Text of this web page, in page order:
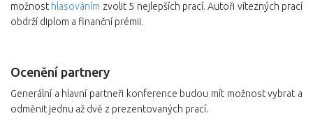
možnost hlasováním zvolit 5 nejlepších prací. Autoři vítezných prací
obdrží diplom a finanční prémii.
Ocenění partnery
Generální a hlavní partneři konference budou mít možnost vybrat a
odměnit jednu až dvě z prezentovaných prací.